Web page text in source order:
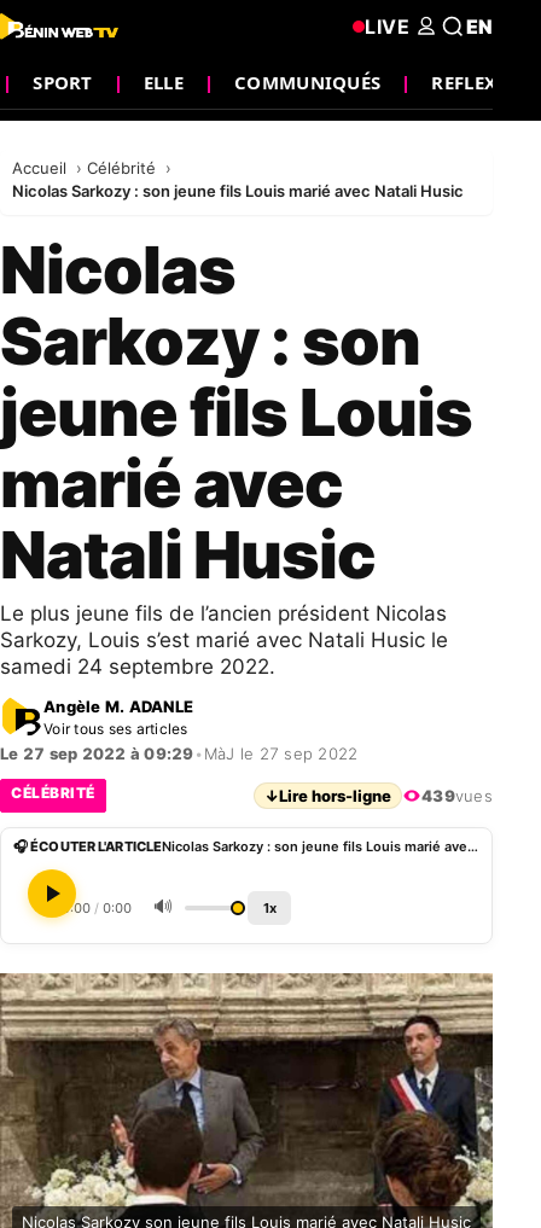
SPORT ELLE COMMUNIQUÉS REFLEXION
LIVE EN
Accueil
Célébrité
Nicolas Sarkozy : son jeune fils Louis marié avec Natali Husic
Nicolas
Sarkozy : son
jeune fils Louis
marié avec
Natali Husic
Le plus jeune fils de l’ancien président Nicolas
Sarkozy, Louis s’est marié avec Natali Husic le
samedi 24 septembre 2022.
Angèle M. ADANLE
Voir tous ses articles
Le 27 sep 2022 à 09:29• MàJ le 27 sep 2022
CÉLÉBRITÉ ↓Lire hors-ligne 439vues
🎧 ÉCOUTER L'ARTICLE Nicolas Sarkozy : son jeune fils Louis marié avec Natali Husic
0:00 / 0:00 🔊 1x
Nicolas Sarkozy son jeune fils Louis marié avec Natali Husic